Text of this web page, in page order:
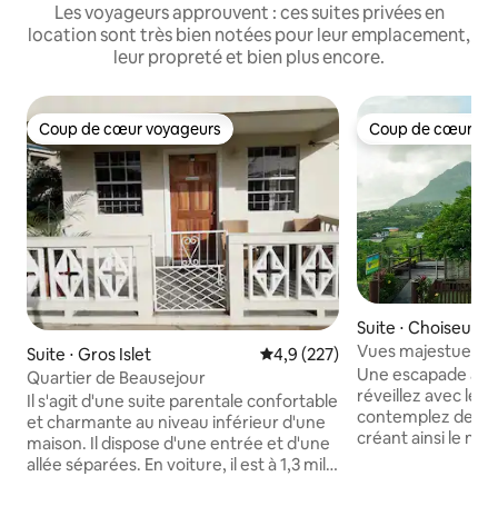
Les voyageurs approuvent : ces suites privées en
location sont très bien notées pour leur emplacement,
leur propreté et bien plus encore.
Coup de cœur voyageurs
Coup de cœur voyageurs
Suite ⋅ Gros Islet Évaluation moyenne sur la
4,9 (227)
Quartier de Beausejour
Il s'agit d'une suite parentale confortable
et charmante au niveau inférieur d'une
maison. Il dispose d'une entrée et d'une
allée séparées. En voiture, il est à 1,3 mile
Coup de cœur
Coup de cœur
Suite ⋅ Choiseul
Vues
Une escapade au
réveillez avec les
contemplez de
créant ainsi le